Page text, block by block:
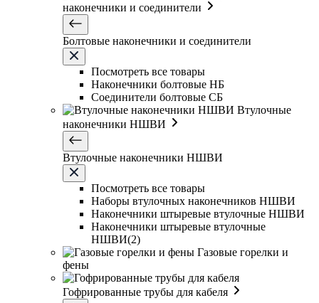
наконечники и соединители
Болтовые наконечники и соединители
Посмотреть все товары
Наконечники болтовые НБ
Соединители болтовые СБ
Втулочные
наконечники НШВИ
Втулочные наконечники НШВИ
Посмотреть все товары
Наборы втулочных наконечников НШВИ
Наконечники штыревые втулочные НШВИ
Наконечники штыревые втулочные
НШВИ(2)
Газовые горелки и
фены
Гофрированные трубы для кабеля